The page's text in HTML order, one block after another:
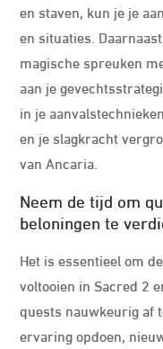
en staven, kun je je
en situaties.
magische spreuken
aan je
in je
en je slagkracht
van Ancaria.
Neem de tijd om
beloningen te
Het is essentieel om
voltooien in Sacred 2
quests nauwkeurig af
ervaring opdoen,